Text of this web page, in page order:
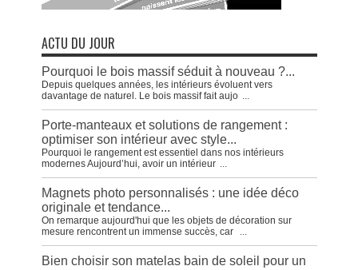
ACTU DU JOUR
Pourquoi le bois massif séduit à nouveau ?...
Depuis quelques années, les intérieurs évoluent vers
davantage de naturel. Le bois massif fait aujo ...
Porte-manteaux et solutions de rangement :
optimiser son intérieur avec style...
Pourquoi le rangement est essentiel dans nos intérieurs
modernes Aujourd’hui, avoir un intérieur ...
Magnets photo personnalisés : une idée déco
originale et tendance...
On remarque aujourd'hui que les objets de décoration sur
mesure rencontrent un immense succès, car
...
Bien choisir son matelas bain de soleil pour un